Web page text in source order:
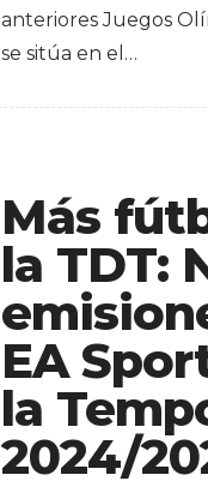
anteriores Juegos
se sitúa en el…
Más
la TDT:
EA
la
2024/